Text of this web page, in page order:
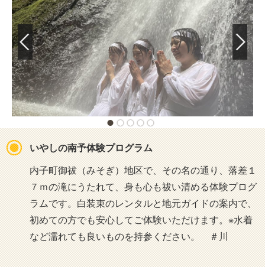
いやしの南予体験プログラム
内子町御祓（みそぎ）地区で、その名の通り、落差１
７ｍの滝にうたれて、身も心も祓い清める体験プログ
ラムです。白装束のレンタルと地元ガイドの案内で、
初めての方でも安心してご体験いただけます。※水着
など濡れても良いものを持参ください。 ＃川